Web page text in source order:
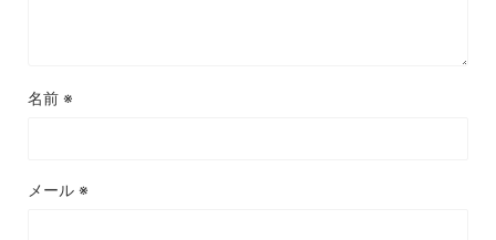
名前 ※
メール ※